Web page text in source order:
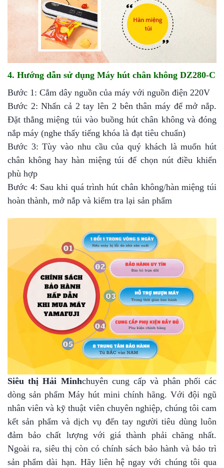
4. Hướng dẫn sử dụng Máy hút chân không DZ280-C
Bước 1: Cắm dây nguồn của máy với nguồn điện 220V
Bước 2: Nhấn cả 2 tay lên 2 bên thân máy để mở nắp.
Đặt thẳng miệng túi vào buồng hút chân không và đóng
nắp máy (nghe thấy tiếng khóa là đạt tiêu chuẩn)
Bước 3: Tùy vào nhu cầu của quý khách là muốn hút
chân không hay hàn miệng túi để chọn nút điều khiển
phù hợp
Bước 4: Sau khi quá trình hút chân không/hàn miệng túi
hoàn thành, mở nắp và kiểm tra lại sản phẩm
Siêu thị Hải Minhchuyên cung cấp và phân phối các
dòng sản phẩm Máy hút mini chính hãng. Với đội ngũ
nhân viên và kỹ thuật viên chuyên nghiệp, chúng tôi cam
kết sản phẩm và dịch vụ đến tay người tiêu dùng luôn
đảm bảo chất lượng với giá thành phải chăng nhất.
Ngoài ra, siêu thị còn có chính sách bảo hành và bảo trì
sản phẩm dài hạn. Hãy liên hệ ngay với chúng tôi qua